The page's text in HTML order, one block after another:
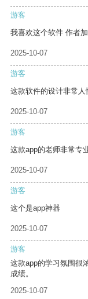
游客
我喜欢这个软件 作者
2025-10-07
游客
这款软件的设计非常人
2025-10-07
游客
这款app的老师非常专
2025-10-07
游客
这个是app神器
2025-10-07
游客
这款app的学习氛围很
成绩。
2025-10-07